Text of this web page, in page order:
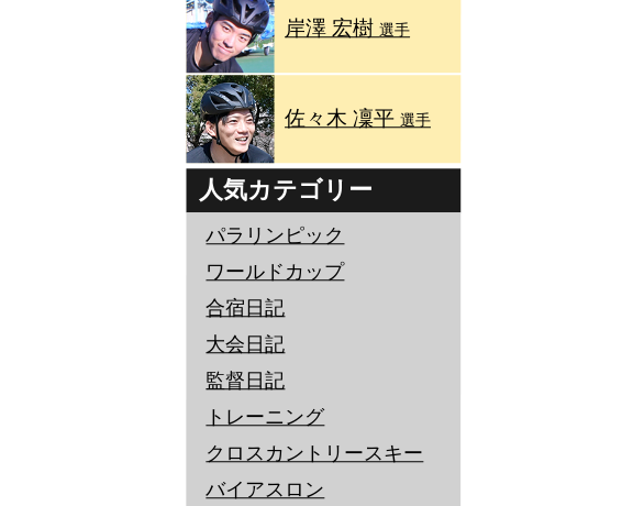
岸澤 宏樹選手
佐々木 凜平選手
人気カテゴリー
パラリンピック
ワールドカップ
合宿日記
大会日記
監督日記
トレーニング
クロスカントリースキー
バイアスロン